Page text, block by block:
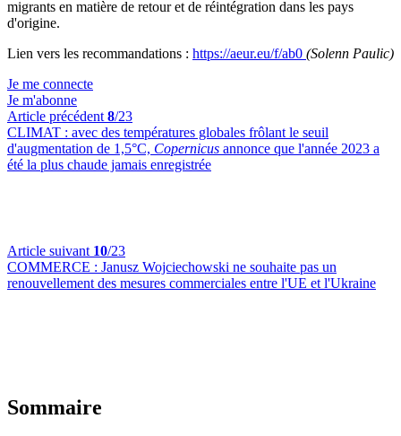
migrants en matière de retour et de réintégration dans les pays
d'origine.
Lien vers les recommandations : https://aeur.eu/f/ab0 (Solenn Paulic)
Je me connecte
Je m'abonne
Article précédent 8/23
CLIMAT : avec des températures globales frôlant le seuil
d'augmentation de 1,5°C, Copernicus annonce que l'année 2023 a
été la plus chaude jamais enregistrée
Article suivant 10/23
COMMERCE : Janusz Wojciechowski ne souhaite pas un
renouvellement des mesures commerciales entre l'UE et l'Ukraine
Sommaire